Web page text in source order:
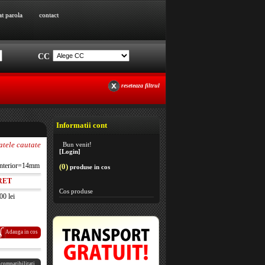
parola
parola contact
contact
CC
reseteaza filtrul
cautate
lei
Adauga in cos
Informatii cont
Bun venit!
[Login]
(0)produse in cos
Cos produse